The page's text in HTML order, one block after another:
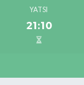
YATSI
21:10